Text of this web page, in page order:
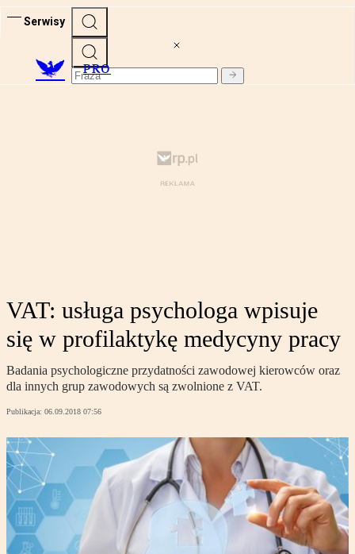
Serwisy
PRO
VAT: usługa psychologa wpisuje
się w profilaktykę medycyny pracy
Badania psychologiczne przydatności zawodowej kierowców oraz
dla innych grup zawodowych są zwolnione z VAT.
Publikacja: 06.09.2018 07:56